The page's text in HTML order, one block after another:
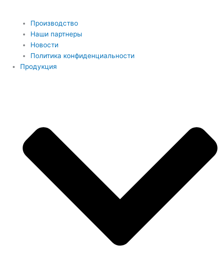
Производство
Наши партнеры
Новости
Политика конфиденциальности
Продукция